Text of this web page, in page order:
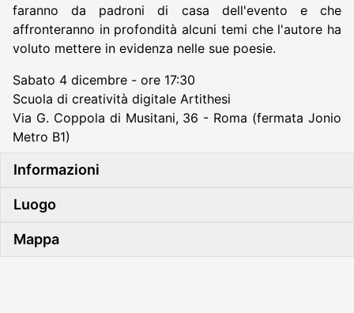
faranno da padroni di casa dell'evento e che
affronteranno in profondità alcuni temi che l'autore ha
voluto mettere in evidenza nelle sue poesie.
Sabato 4 dicembre - ore 17:30
Scuola di creatività digitale Artithesi
Via G. Coppola di Musitani, 36 - Roma (fermata Jonio
Metro B1)
Informazioni
Luogo
Mappa